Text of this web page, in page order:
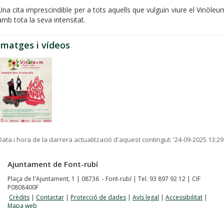
cita imprescindible per a tots aquells que vulguin viure el
tota la seva intensitat.
i vídeos
i hora de la darrera actualització d'aquest contingut: '24-09-2025 13:29
Ajuntament de Font-rubí
Plaça de l'Ajuntament, 1 | 08736 - Font-rubí | Tel. 93 897 92 12 | CIF
P0808400F
Crèdits | Contactar | Protecció de dades | Avís legal | Accessibilitat |
Mapa web